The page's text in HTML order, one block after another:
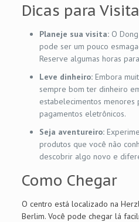
Dicas para
Planeje sua visita:O
pode ser um pouco
Reserve algumas horas
Leve dinheiro:Embora
sempre bom ter dinheiro
estabelecimentos menores
pagamentos eletrônicos.
Seja aventureiro:
produtos que você não
descobrir algo novo e
Como Chegar
O centro está localizado na
Berlim. Você pode chegar lá